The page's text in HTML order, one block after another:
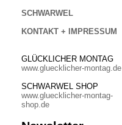
SCHWARWEL
KONTAKT + IMPRESSUM
GLÜCKLICHER MONTAG
www.gluecklicher-montag.de
SCHWARWEL SHOP
www.gluecklicher-montag-
shop.de